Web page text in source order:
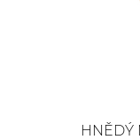
HNĚDÝ